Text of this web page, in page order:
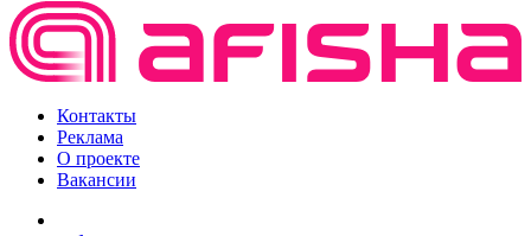
Контакты
Реклама
О проекте
Вакансии